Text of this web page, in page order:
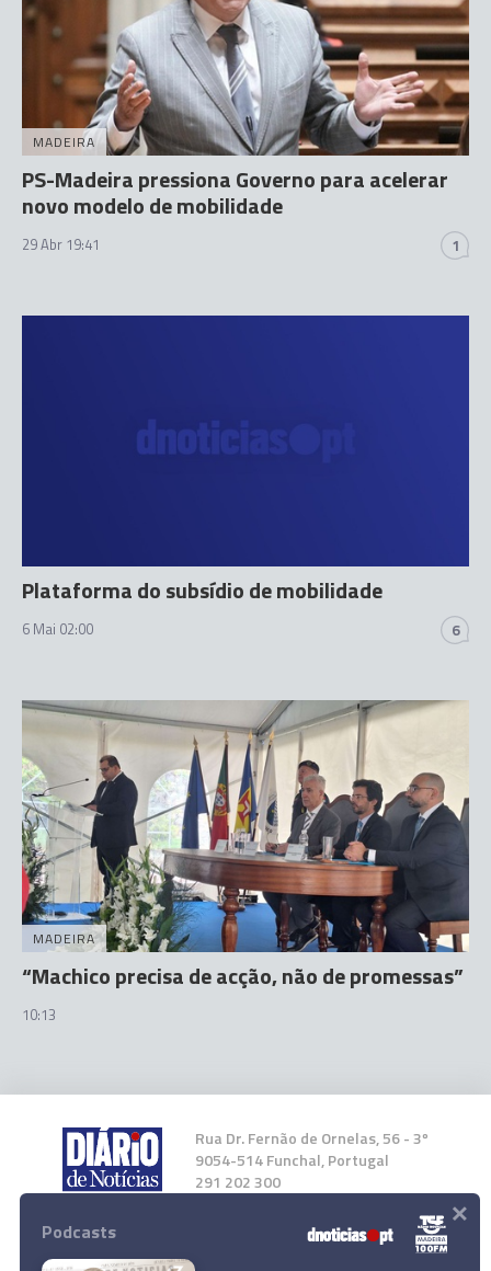
MADEIRA
PS-Madeira pressiona Governo para acelerar
novo modelo de mobilidade
29 Abr 19:41 1
Plataforma do subsídio de mobilidade
6 Mai 02:00 6
MADEIRA
“Machico precisa de acção, não de promessas”
10:13
Rua Dr. Fernão de Ornelas, 56 - 3º
9054-514 Funchal, Portugal
291 202 300
Instale a nossa App
Podcasts ×